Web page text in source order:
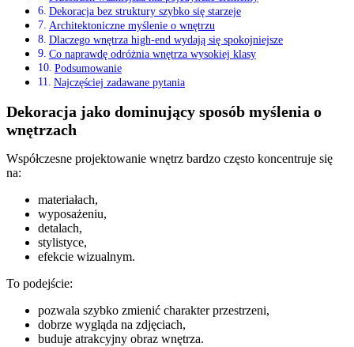
Dekoracja bez struktury szybko się starzeje
Architektoniczne myślenie o wnętrzu
Dlaczego wnętrza high-end wydają się spokojniejsze
Co naprawdę odróżnia wnętrza wysokiej klasy
Podsumowanie
Najczęściej zadawane pytania
Dekoracja jako dominujący sposób myślenia o
wnętrzach
Współczesne projektowanie wnętrz bardzo często koncentruje się
na:
materiałach,
wyposażeniu,
detalach,
stylistyce,
efekcie wizualnym.
To podejście:
pozwala szybko zmienić charakter przestrzeni,
dobrze wygląda na zdjęciach,
buduje atrakcyjny obraz wnętrza.